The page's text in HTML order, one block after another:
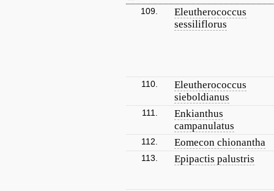
109.
Eleutherococcus
sessiliflorus
110.
Eleutherococcus
sieboldianus
111.
Enkianthus
campanulatus
112. Eomecon chionantha
113. Epipactis palustris